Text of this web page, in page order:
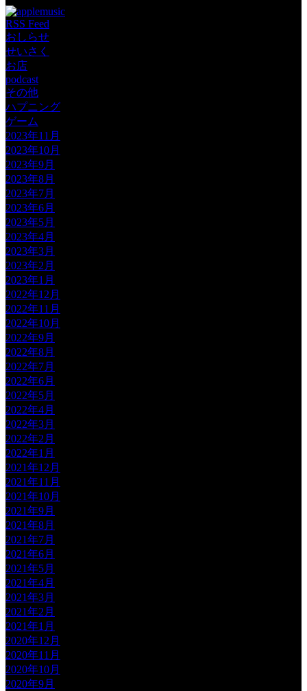
RSS Feed
おしらせ
せいさく
お店
podcast
その他
ハプニング
ゲーム
2023年11月
2023年10月
2023年9月
2023年8月
2023年7月
2023年6月
2023年5月
2023年4月
2023年3月
2023年2月
2023年1月
2022年12月
2022年11月
2022年10月
2022年9月
2022年8月
2022年7月
2022年6月
2022年5月
2022年4月
2022年3月
2022年2月
2022年1月
2021年12月
2021年11月
2021年10月
2021年9月
2021年8月
2021年7月
2021年6月
2021年5月
2021年4月
2021年3月
2021年2月
2021年1月
2020年12月
2020年11月
2020年10月
2020年9月